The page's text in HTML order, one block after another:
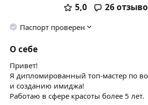
5,0 26
Паспорт проверен
О себе
Привет!
Я дипломированный топ-мастер по
и созданию имиджа!
Работаю в сфере красоты более 5 лет.